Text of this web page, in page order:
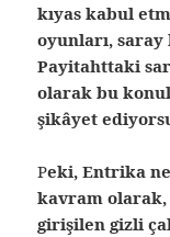
kıyas kabul
oyunları,
Payitahttaki
olarak bu
şikâyet
Peki, Entrika
kavram olarak,
girişilen gizli